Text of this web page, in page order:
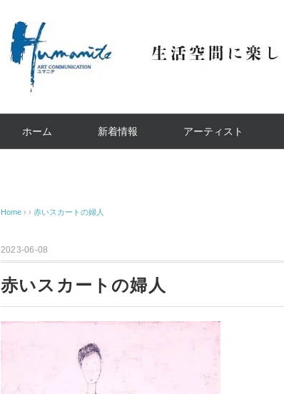
ホーム 新着情報 アーティスト
Home › › 赤いスカートの婦人
2023-06-08
赤いスカートの婦人